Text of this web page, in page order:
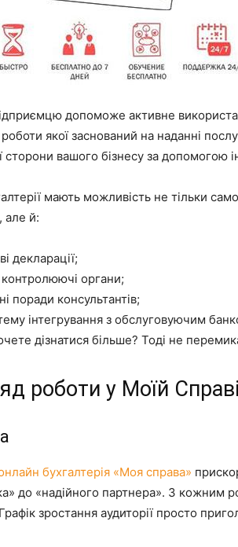
допоможе активне
якої заснований на наданні
сторони вашого бізнесу за допомогою
мають можливість не тільки
але й:
декларації;
контролюючі органи;
поради консультантів;
інтегрування з обслуговуючим
дізнатися більше? Тоді не
роботи у Моїй Справі
бухгалтерія «Моя справа»
до «надійного партнера». З кожним
зростання аудиторії просто